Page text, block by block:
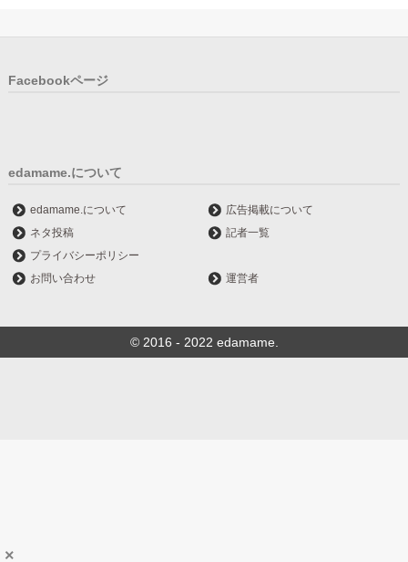
Facebookページ
edamame.について
edamame.について
広告掲載について
ネタ投稿
記者一覧
プライバシーポリシー
お問い合わせ
運営者
© 2016 - 2022 edamame.
×